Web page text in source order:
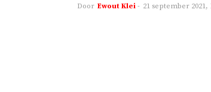
Ewout Klei - 21 september 2021,